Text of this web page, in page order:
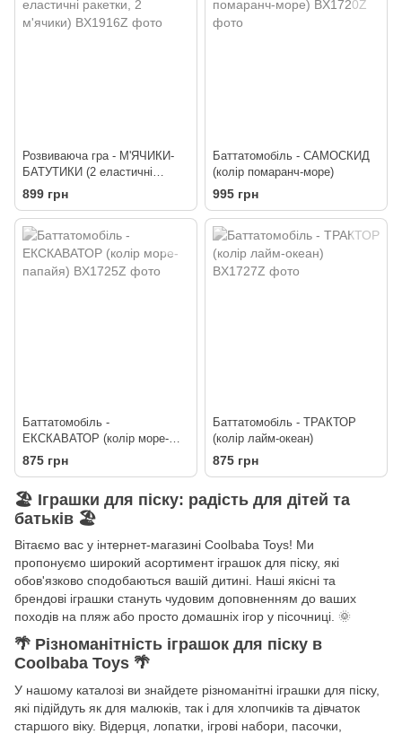
Розвиваюча гра - М'ЯЧИКИ-
БАТУТИКИ (2 еластичні
ракетки, 2 м'ячики)
899 грн
Баттатомобіль - САМОСКИД
(колір помаранч-море)
995 грн
Баттатомобіль -
ЕКСКАВАТОР (колір море-
папайя)
875 грн
Баттатомобіль - ТРАКТОР
(колір лайм-океан)
875 грн
🏖️ Іграшки для піску: радість для дітей та
батьків 🏖️
Вітаємо вас у інтернет-магазині Coolbaba Toys! Ми
пропонуємо широкий асортимент іграшок для піску, які
обов'язково сподобаються вашій дитині. Наші якісні та
брендові іграшки стануть чудовим доповненням до ваших
походів на пляж або просто домашніх ігор у пісочниці. 🌞
🌴 Різноманітність іграшок для піску в
Coolbaba Toys 🌴
У нашому каталозі ви знайдете різноманітні іграшки для піску,
які підійдуть як для малюків, так і для хлопчиків та дівчаток
старшого віку. Відерця, лопатки, ігрові набори, пасочки,